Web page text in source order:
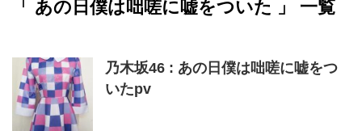
「 あの日僕は咄嗟に嘘をついた 」 一覧
乃木坂46 : あの日僕は咄嗟に嘘をつ
いたpv